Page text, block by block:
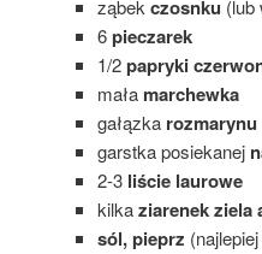
ząbekczosnku (lub
6pieczarek
1/2papryki
mała marchewka
gałązka rozmarynu
garstka posiekanej
2-3 liście laurowe
kilkaziarenek ziela
sól, pieprz